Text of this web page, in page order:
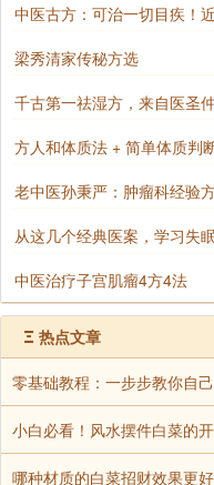
受的一切忧苦的恩德。
第四是为哺食爱儿，
第五是为使幼儿安睡
第六是以乳哺儿，儿
第七是为儿洗涤不净
第九是愿代儿受苦
第十是慈母爱儿怜儿
以下佛陀逐条赞颂亲
第一赞扬“怀胎守护”
劫数才得人身，同时
中医古方：可治一切目疾！
梁秀清家传秘方选
千古第一祛湿方，来自医圣
方人和体质法 + 简单体质判
老中医孙秉严：肿瘤科经验
从这几个经典医案，学习失
中医治疗子宫肌瘤4方4法
Ξ 热点文章
零基础教程：一步步教你自
小白必看！风水摆件白菜的
哪种材质的白菜招财效果更